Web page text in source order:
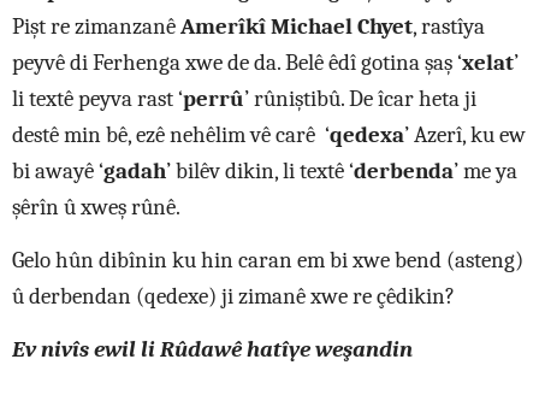
Pişt re zimanzanêAmerîkî Michael Chyet, rastîya
peyvê di Ferhenga xwe de da. Belê êdî gotina şaş ‘xelat’
li textê peyva rast ‘perrû’ rûniştibû. De îcar heta ji
destê min bê, ezê nehêlim vê carê ‘qedexa’ Azerî, ku ew
bi awayê ‘gadah’ bilêv dikin, li textê ‘derbenda’ me ya
şêrîn û xweş rûnê.
Gelo hûn dibînin ku hin caran em bi xwe bend (asteng)
û derbendan (qedexe) ji zimanê xwe re çêdikin?
Ev nivîs ewil li Rûdawê hatîye weşandin